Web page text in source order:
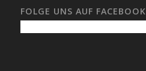
FOLGE UNS AUF FACEBOOK